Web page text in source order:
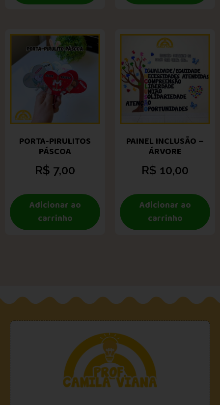
PORTA-PIRULITOS
PÁSCOA
R$ 7,00
Adicionar ao
carrinho
PAINEL INCLUSÃO –
ÁRVORE
R$ 10,00
Adicionar ao
carrinho